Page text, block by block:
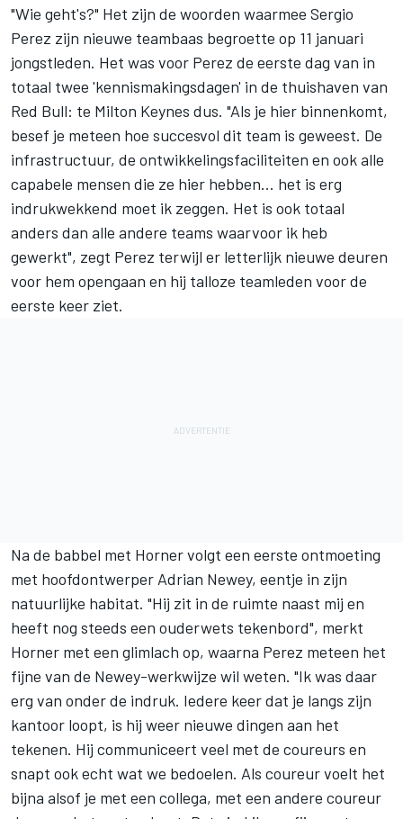
"Wie geht's?" Het zijn de woorden waarmee Sergio
Perez zijn nieuwe teambaas begroette op 11 januari
jongstleden. Het was voor Perez de eerste dag van in
totaal twee 'kennismakingsdagen' in de thuishaven van
Red Bull: te Milton Keynes dus. "Als je hier binnenkomt,
besef je meteen hoe succesvol dit team is geweest. De
infrastructuur, de ontwikkelingsfaciliteiten en ook alle
capabele mensen die ze hier hebben... het is erg
indrukwekkend moet ik zeggen. Het is ook totaal
anders dan alle andere teams waarvoor ik heb
gewerkt", zegt Perez terwijl er letterlijk nieuwe deuren
voor hem opengaan en hij talloze teamleden voor de
eerste keer ziet.
Na de babbel met Horner volgt een eerste ontmoeting
met hoofdontwerper Adrian Newey, eentje in zijn
natuurlijke habitat. "Hij zit in de ruimte naast mij en
heeft nog steeds een ouderwets tekenbord", merkt
Horner met een glimlach op, waarna Perez meteen het
fijne van de Newey-werkwijze wil weten. "Ik was daar
erg van onder de indruk. Iedere keer dat je langs zijn
kantoor loopt, is hij weer nieuwe dingen aan het
tekenen. Hij communiceert veel met de coureurs en
snapt ook echt wat we bedoelen. Als coureur voelt het
bijna alsof je met een collega, met een andere coureur